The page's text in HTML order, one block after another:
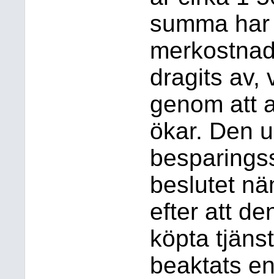
summa
dragits av,
genom att
ökar. Den
beslutet
efter att
köpta
beaktats